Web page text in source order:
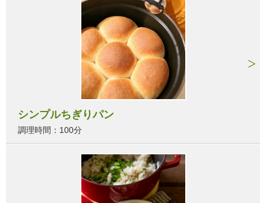
シンプルちぎりパン
調理時間：100分